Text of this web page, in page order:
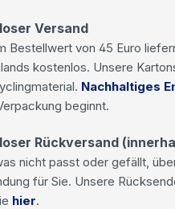
Versand
Bestellwert von 45 Euro
kostenlos. Unsere
Nachhaltiges
beginnt.
Rückversand
nicht passt oder gefällt,
für Sie. Unsere
hier.